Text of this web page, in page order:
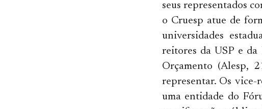
seus representados
o Cruesp atue de
universidades
reitores da USP e da
Orçamento (Alesp,
representar. Os
uma entidade do